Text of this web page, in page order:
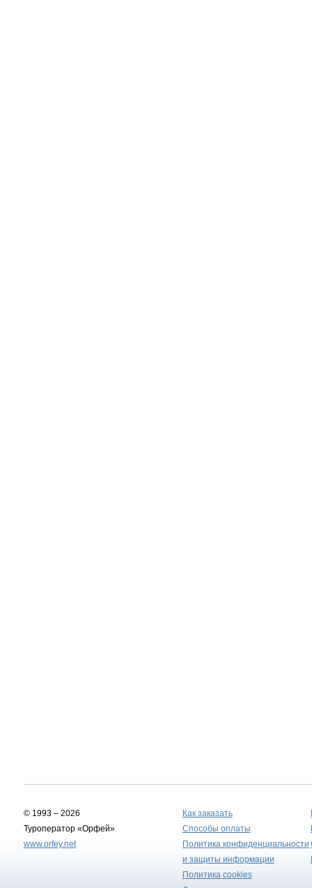
© 1993 – 2026
Туроператор «Орфей»
www.orfey.net
Как заказать
Способы оплаты
Политика конфиденциальности
и защиты информации
Политика cookies